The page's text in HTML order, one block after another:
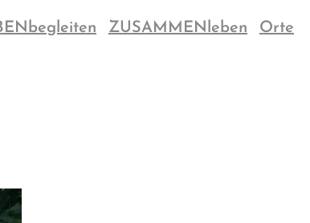
ZUSAMMENleben Orte